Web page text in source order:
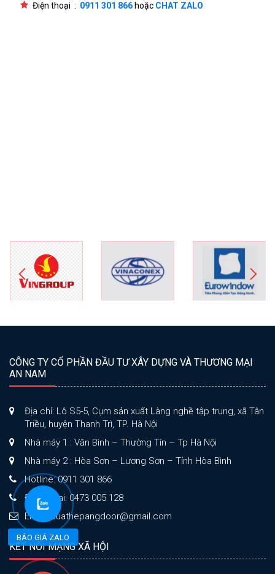
Điện thoại : 0911 301 866 hoặc CHAT ZALO
CÔNG TY CỔ PHẦN ĐẦU TƯ XÂY DỰNG VÀ THƯƠNG MẠI
AN NAM
Địa chỉ: Lô S5-5, Cụm sản xuất Làng nghề tập trung, xã Tân
Triều, huyện Thanh Trì, TP. Hà Nội
Nhà máy 1 : Văn Bình – Thường Tín – Tp Hà Nội
Nhà máy 2 : Hòa Sơn – Lương Sơn – Tỉnh Hòa Bình
Hotline: 0911 301 866
Điện thoại: 0473 005 128
Email: cuathepangdoor@gmail.com
KẾT NỐI MẠNG XÃ HỘI
BÁO GIÁ ZALO